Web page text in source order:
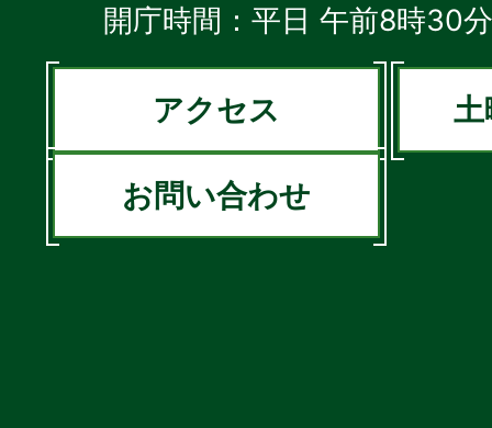
開庁時間：平日 午前8時30
アクセス 土
お問い合わせ